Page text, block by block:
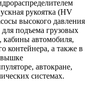
рукоятка (HV
высокого давления
подъема грузовых
кабины автомобиля,
контейнера, а также в
автокране,
системах.